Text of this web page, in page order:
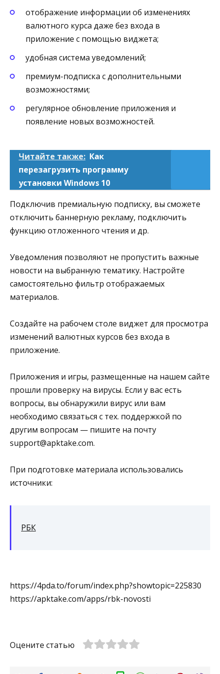
отображение информации об изменениях
валютного курса даже без входа в
приложение с помощью виджета;
удобная система уведомлений;
премиум-подписка с дополнительными
возможностями;
регулярное обновление приложения и
появление новых возможностей.
Читайте также: Как
перезагрузить программу
установки Windows 10
Подключив премиальную подписку, вы сможете
отключить баннерную рекламу, подключить
функцию отложенного чтения и др.
Уведомления позволяют не пропустить важные
новости на выбранную тематику. Настройте
самостоятельно фильтр отображаемых
материалов.
Создайте на рабочем столе виджет для просмотра
изменений валютных курсов без входа в
приложение.
Приложения и игры, размещенные на нашем сайте
прошли проверку на вирусы. Если у вас есть
вопросы, вы обнаружили вирус или вам
необходимо связаться с тех. поддержкой по
другим вопросам — пишите на почту
support@apktake.com.
При подготовке материала использовались
источники:
РБК
https://4pda.to/forum/index.php?showtopic=225830
https://apktake.com/apps/rbk-novosti
Оцените статью